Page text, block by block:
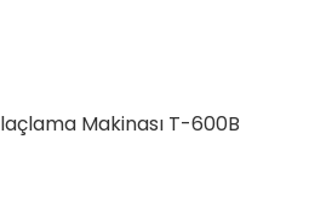
Makinası T-600B